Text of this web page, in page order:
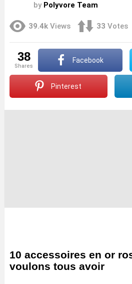
by Polyvore Team
39.4k Views 33 Votes
38
shares
Facebook
Pinterest
10 accessoires en or
voulons tous avoir